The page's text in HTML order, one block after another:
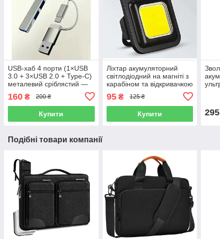
USB-хаб 4 порти (1×USB
3.0 + 3×USB 2.0 + Type-C)
металевий сріблястий —
160 ₴ 200 ₴
Купити
Ліхтар акумуляторний
світлодіодний на магніті з
карабіном та відкривачкою
компактний
95₴ 125 ₴
Купити 295
Подібні товари компанії